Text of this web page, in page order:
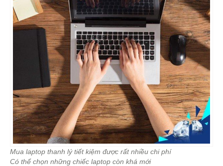
Mua laptop thanh lý tiết kiệm được rất nhiều chi phí
Có thể chọn những chiếc laptop còn khá mới